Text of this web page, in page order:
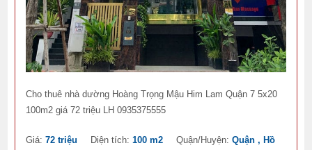
Cho thuê nhà dường Hoàng Trọng Mậu Him Lam Quận 7 5x20
100m2 giá 72 triệu LH 0935375555
Giá:72 triệu Diện tích:100 m2 Quận/Huyện:Quận , Hồ